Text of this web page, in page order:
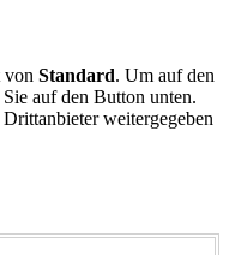
von Standard. Um auf den
auf den Button unten.
weitergegeben